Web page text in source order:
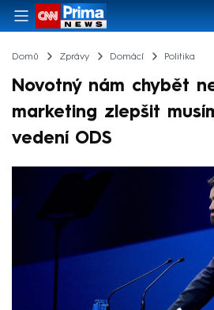
Domů Zprávy Domácí Politika
Novotný nám chybět
marketing zlepšit
vedení ODS